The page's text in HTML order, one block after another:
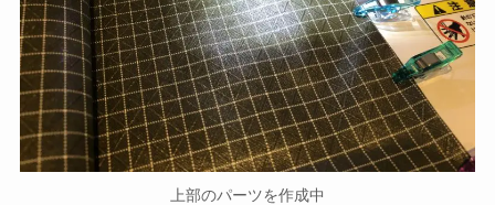
上部のパーツを作成中